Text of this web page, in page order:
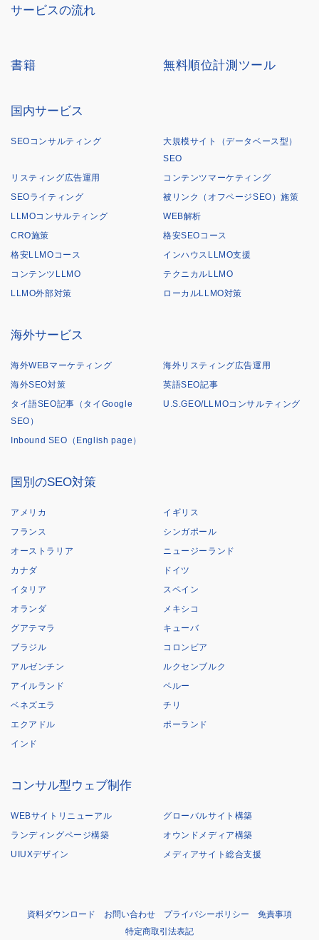
サービスの流れ
書籍 無料順位計測ツール
国内サービス
SEOコンサルティング
大規模サイト（データベース型）
SEO
リスティング広告運用
コンテンツマーケティング
SEOライティング
被リンク（オフページSEO）施策
LLMOコンサルティング
WEB解析
CRO施策
格安SEOコース
格安LLMOコース
インハウスLLMO支援
コンテンツLLMO
テクニカルLLMO
LLMO外部対策
ローカルLLMO対策
海外サービス
海外WEBマーケティング
海外リスティング広告運用
海外SEO対策
英語SEO記事
タイ語SEO記事（タイGoogle
SEO）
U.S.GEO/LLMOコンサルティング
Inbound SEO（English page）
国別のSEO対策
アメリカ
イギリス
フランス
シンガポール
オーストラリア
ニュージーランド
カナダ
ドイツ
イタリア
スペイン
オランダ
メキシコ
グアテマラ
キューバ
ブラジル
コロンビア
アルゼンチン
ルクセンブルク
アイルランド
ペルー
ベネズエラ
チリ
エクアドル
ポーランド
インド
コンサル型ウェブ制作
WEBサイトリニューアル
グローバルサイト構築
ランディングページ構築
オウンドメディア構築
UIUXデザイン
メディアサイト総合支援
資料ダウンロード お問い合わせ プライバシーポリシー
免責事項
特定商取引法表記